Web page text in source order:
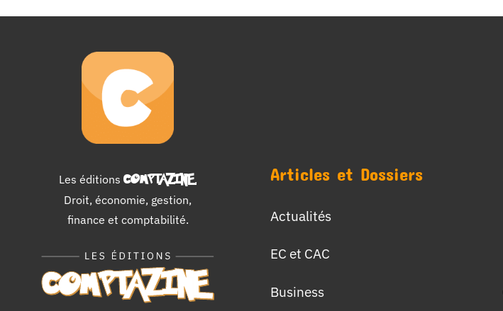
Les éditions COMPTAZINE.
Droit, économie, gestion,
finance et comptabilité.
Articles et Dossiers
Actualités
EC et CAC
Business